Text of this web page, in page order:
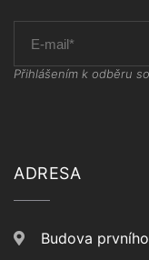
Přihlášením k odběru
ADRESA
Budova